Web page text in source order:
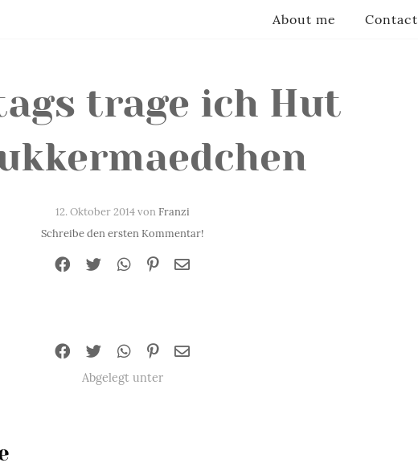
trage ich Hut
12. Oktober 2014 vonFranzi
Schreibe den ersten Kommentar!
Abgelegt unter
About me Contact